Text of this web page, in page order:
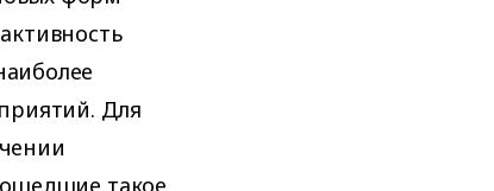
Для
такое